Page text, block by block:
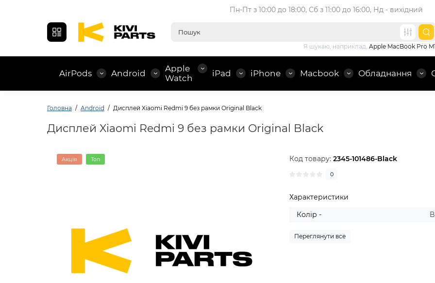
Пн-Пт з 10:00 до 18:00, Сб з 11:00 до 16:00, Нд - вихідний
Я шукаю, наприклад, Apple MacBook Pro M1
AirPods Android
Apple
Watch
iPad iPhone Macbook Обладнання
Головна Android Дисплей Xiaomi Redmi 9 без рамки Original Black
Дисплей Xiaomi Redmi 9 без рамки Original Black
Акція Топ Код товару:2345-101486-Black
0
Характеристики
Колір -
Переглянути все